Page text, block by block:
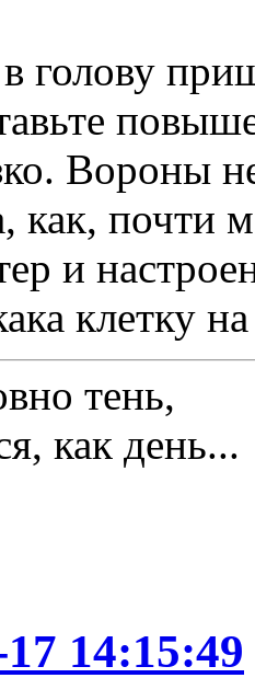
голову
Вороны
как, почти
и
клетку
тень,
как день...
14:15:49